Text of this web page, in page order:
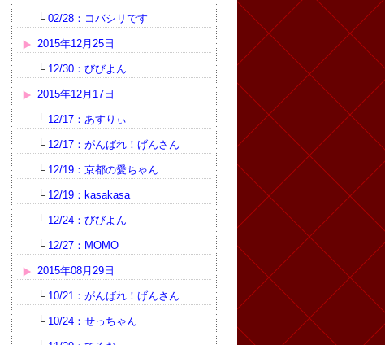
└ 02/28：コバシリです
2015年12月25日
└ 12/30：びびよん
2015年12月17日
└ 12/17：あすりぃ
└ 12/17：がんばれ！げんさん
└ 12/19：京都の愛ちゃん
└ 12/19：kasakasa
└ 12/24：びびよん
└ 12/27：MOMO
2015年08月29日
└ 10/21：がんばれ！げんさん
└ 10/24：せっちゃん